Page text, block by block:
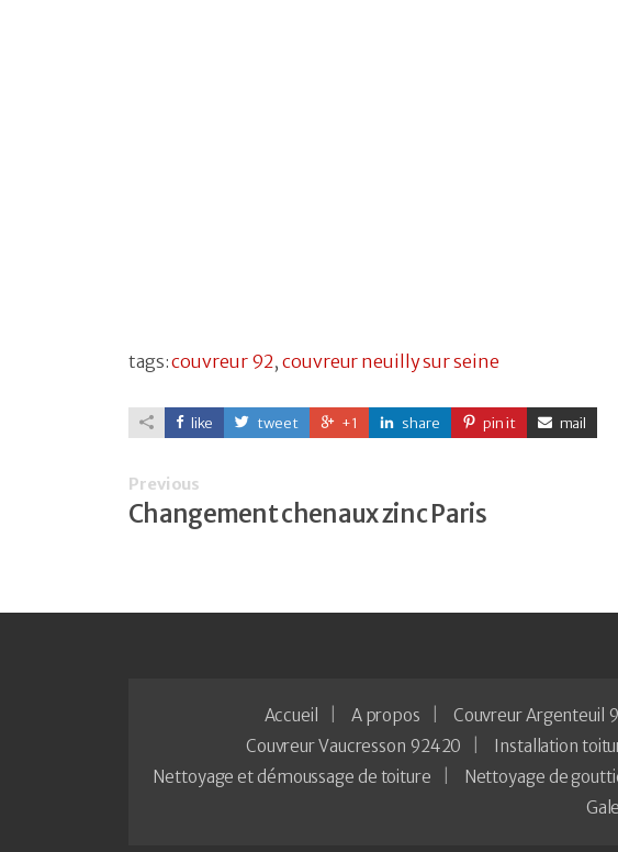
tags:couvreur 92,couvreur neuilly sur seine
like tweet +1 share pin it mail
Previous
Changement chenaux zinc Paris
Accueil A propos Couvreur Argenteuil
Couvreur Vaucresson 92420
Installation
Nettoyage et démoussage de toiture
Nettoyage de